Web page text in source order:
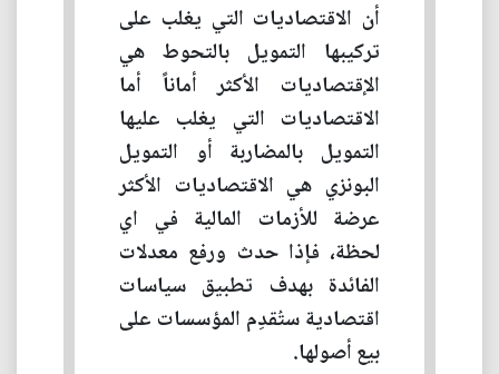
أن الاقتصاديات التي يغلب على
تركيبها التمويل بالتحوط هي
الإقتصاديات الأكثر أماناً أما
الاقتصاديات التي يغلب عليها
التمويل بالمضاربة أو التمويل
البونزي هي الاقتصاديات الأكثر
عرضة للأزمات المالية في اي
لحظة، فإذا حدث ورفع معدلات
الفائدة بهدف تطبيق سياسات
اقتصادية ستُقدِم المؤسسات على
بيع أصولها.